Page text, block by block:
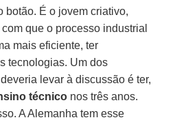
botão. É o jovem criativo,
que o processo industrial
mais eficiente, ter
tecnologias. Um dos
levar à discussão é ter,
técnico nos três anos.
A Alemanha tem esse